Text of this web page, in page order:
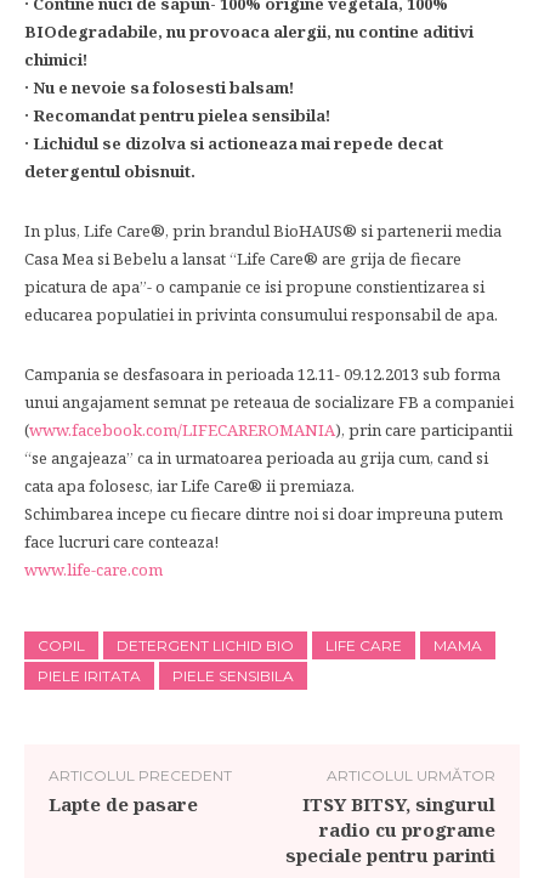
BIOdegradabile, nu provoaca alergii, nu contine aditivi
chimici!
· Nu e nevoie sa folosesti balsam!
· Recomandat pentru pielea sensibila!
· Lichidul se dizolva si actioneaza mai repede decat
detergentul obisnuit.
In plus, Life Care®, prin brandul BioHAUS® si partenerii media
Casa Mea si Bebelu a lansat “Life Care® are grija de fiecare
picatura de apa”- o campanie ce isi propune constientizarea si
educarea populatiei in privinta consumului responsabil de apa.
Campania se desfasoara in perioada 12.11- 09.12.2013 sub forma
unui angajament semnat pe reteaua de socializare FB a companiei
(www.facebook.com/LIFECAREROMANIA), prin care participantii
“se angajeaza” ca in urmatoarea perioada au grija cum, cand si
cata apa folosesc, iar Life Care® ii premiaza.
Schimbarea incepe cu fiecare dintre noi si doar impreuna putem
face lucruri care conteaza!
www.life-care.com
COPIL DETERGENT LICHID BIO LIFE CARE
MAMA
PIELE IRITATA
PIELE SENSIBILA
ARTICOLUL PRECEDENT
Lapte de pasare
ARTICOLUL URMĂTOR
ITSY BITSY, singurul
radio cu programe
speciale pentru parinti